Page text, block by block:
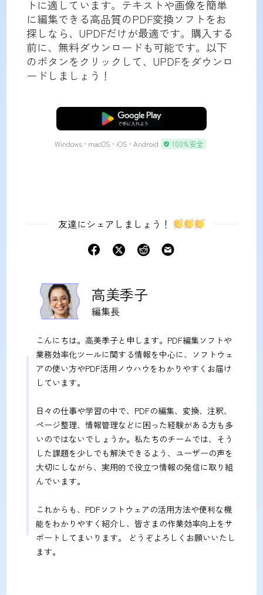
トに適しています。テキストや画像を簡単
に編集できる高品質のPDF変換ソフトをお
探しなら、UPDFだけが最適です。購入する
前に、無料ダウンロードも可能です。以下
のボタンをクリックして、UPDFをダウンロ
ードしましょう！
無料ダウンロード
Windows • macOS • iOS • Android 100%安全
友達にシェアしましょう！
高美季子
編集長
こんにちは。高美季子と申します。PDF編集ソフトや
業務効率化ツールに関する情報を中心に、ソフトウェ
アの使い方やPDF活用ノウハウをわかりやすくお届け
しています。
日々の仕事や学習の中で、PDFの編集、変換、注釈、
ページ整理、情報管理などに困った経験がある方も多
いのではないでしょうか。私たちのチームでは、そう
した課題を少しでも解決できるよう、ユーザーの声を
大切にしながら、実用的で役立つ情報の発信に取り組
んでいます。
これからも、PDFソフトウェアの活用方法や便利な機
能をわかりやすく紹介し、皆さまの作業効率向上をサ
ポートしてまいります。 どうぞよろしくお願いいたし
ます。